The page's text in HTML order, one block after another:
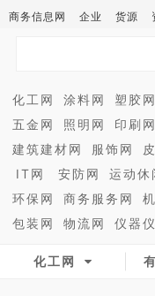
商务信息网 企业 货源
化工网 涂料网 塑胶网
五金网
照明网 印刷网
建筑建材网
服饰网
IT网
安防网 运动休
环保网
商务服务网
包装网
物流网 仪器
化工网